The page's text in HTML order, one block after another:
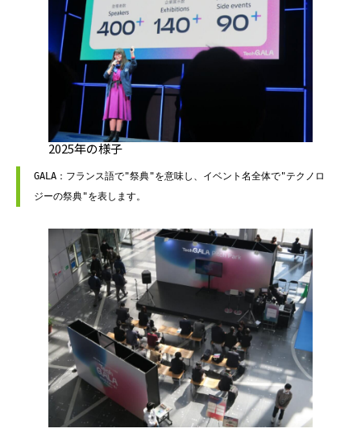
2025年の様子
GALA：フランス語で"祭典"を意味し、イベント名全体で"テクノロ
ジーの祭典"を表します。